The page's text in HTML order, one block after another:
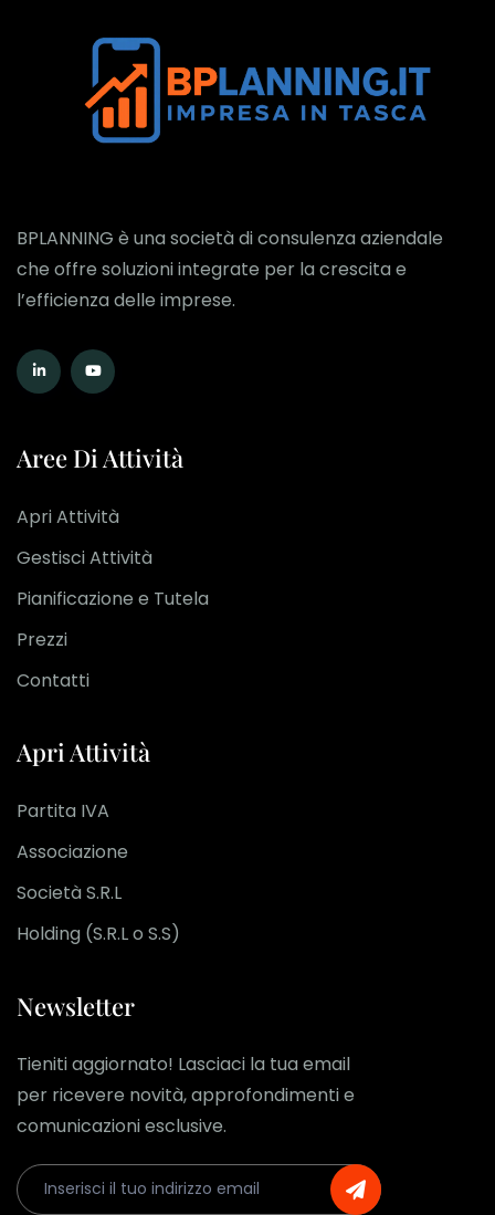
BPLANNING è una società di consulenza aziendale
che offre soluzioni integrate per la crescita e
l’efficienza delle imprese.
Aree Di Attività
Apri Attività
Gestisci Attività
Pianificazione e Tutela
Prezzi
Contatti
Apri Attività
Partita IVA
Associazione
Società S.R.L
Holding (S.R.L o S.S)
Newsletter
Tieniti aggiornato! Lasciaci la tua email
per ricevere novità, approfondimenti e
comunicazioni esclusive.